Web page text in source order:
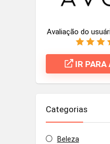
Avaliação do
IR PARA
Categorias
Beleza